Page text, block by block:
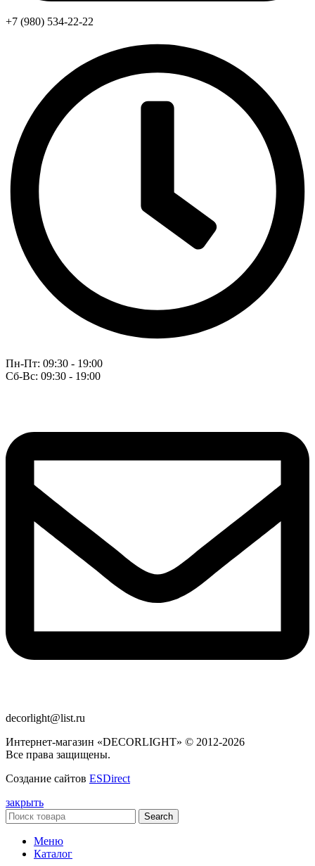
+7 (980) 534-22-22
Пн-Пт: 09:30 - 19:00
Сб-Вс: 09:30 - 19:00
decorlight@list.ru
Интернет-магазин «DECORLIGHT» © 2012-2026
Все права защищены.
Создание сайтов ESDirect
закрыть
Search
Меню
Каталог